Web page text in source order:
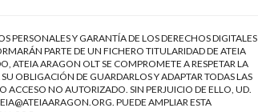
PERSONALES Y GARANTÍA DE LOS DERECHOS DIGITALES
PARTE DE UN FICHERO TITULARIDAD DE ATEIA
ATEIA ARAGON OLT SE COMPROMETE A RESPETAR LA
OBLIGACIÓN DE GUARDARLOS Y ADAPTAR TODAS LAS
ACCESO NO AUTORIZADO. SIN PERJUICIO DE ELLO, UD.
. PUEDE AMPLIAR ESTA